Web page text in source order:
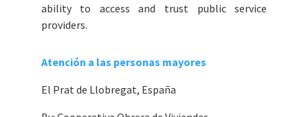
ability to access and trust public service
providers.
Atención a las personas mayores
El Prat de Llobregat, España